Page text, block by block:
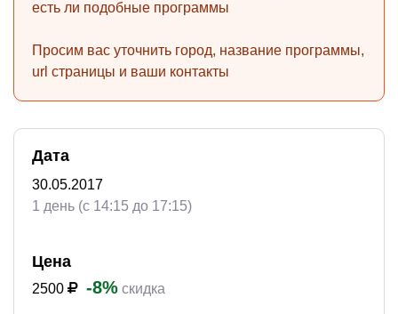
есть ли подобные программы
Просим вас уточнить город, название программы,
url страницы и ваши контакты
Дата
30.05.2017
1 день (с 14:15 до 17:15)
Цена
2500 -8% скидка